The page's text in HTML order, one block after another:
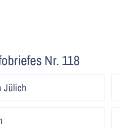
Nr. 118
Jülich